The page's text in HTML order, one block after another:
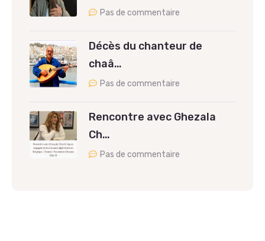
Pas de commentaire
Décès du chanteur de
chaâ…
Pas de commentaire
Rencontre avec Ghezala
Ch…
Pas de commentaire